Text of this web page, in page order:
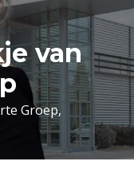
van
Groep,